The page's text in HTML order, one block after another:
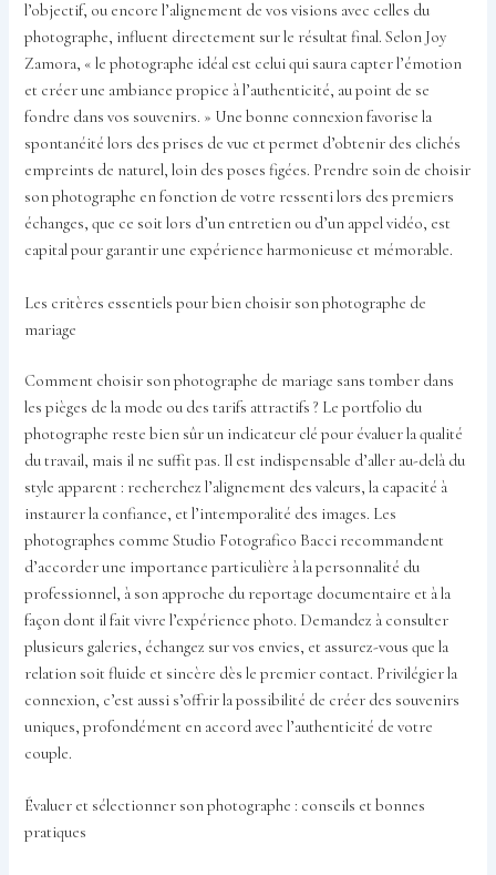
l’objectif, ou encore l’alignement de vos visions avec celles du
photographe, influent directement sur le résultat final. Selon Joy
Zamora, « le photographe idéal est celui qui saura capter l’émotion
et créer une ambiance propice à l’authenticité, au point de se
fondre dans vos souvenirs. » Une bonne connexion favorise la
spontanéité lors des prises de vue et permet d’obtenir des clichés
empreints de naturel, loin des poses figées. Prendre soin de choisir
son photographe en fonction de votre ressenti lors des premiers
échanges, que ce soit lors d’un entretien ou d’un appel vidéo, est
capital pour garantir une expérience harmonieuse et mémorable.
Les critères essentiels pour bien choisir son photographe de
mariage
Comment choisir son photographe de mariage sans tomber dans
les pièges de la mode ou des tarifs attractifs ? Le portfolio du
photographe reste bien sûr un indicateur clé pour évaluer la qualité
du travail, mais il ne suffit pas. Il est indispensable d’aller au-delà du
style apparent : recherchez l’alignement des valeurs, la capacité à
instaurer la confiance, et l’intemporalité des images. Les
photographes comme Studio Fotografico Bacci recommandent
d’accorder une importance particulière à la personnalité du
professionnel, à son approche du reportage documentaire et à la
façon dont il fait vivre l’expérience photo. Demandez à consulter
plusieurs galeries, échangez sur vos envies, et assurez-vous que la
relation soit fluide et sincère dès le premier contact. Privilégier la
connexion, c’est aussi s’offrir la possibilité de créer des souvenirs
uniques, profondément en accord avec l’authenticité de votre
couple.
Évaluer et sélectionner son photographe : conseils et bonnes
pratiques